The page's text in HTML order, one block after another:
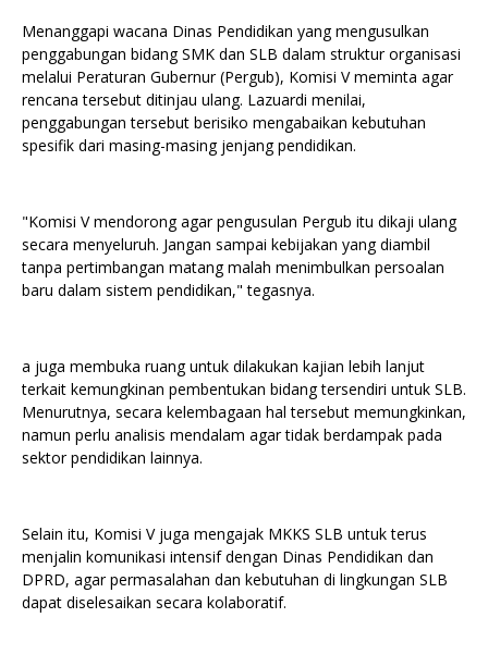
Menanggapi wacana Dinas Pendidikan yang mengusulkan
penggabungan bidang SMK dan SLB dalam struktur organisasi
melalui Peraturan Gubernur (Pergub), Komisi V meminta agar
rencana tersebut ditinjau ulang. Lazuardi menilai,
penggabungan tersebut berisiko mengabaikan kebutuhan
spesifik dari masing-masing jenjang pendidikan.
"Komisi V mendorong agar pengusulan Pergub itu dikaji ulang
secara menyeluruh. Jangan sampai kebijakan yang diambil
tanpa pertimbangan matang malah menimbulkan persoalan
baru dalam sistem pendidikan," tegasnya.
a juga membuka ruang untuk dilakukan kajian lebih lanjut
terkait kemungkinan pembentukan bidang tersendiri untuk SLB.
Menurutnya, secara kelembagaan hal tersebut memungkinkan,
namun perlu analisis mendalam agar tidak berdampak pada
sektor pendidikan lainnya.
Selain itu, Komisi V juga mengajak MKKS SLB untuk terus
menjalin komunikasi intensif dengan Dinas Pendidikan dan
DPRD, agar permasalahan dan kebutuhan di lingkungan SLB
dapat diselesaikan secara kolaboratif.